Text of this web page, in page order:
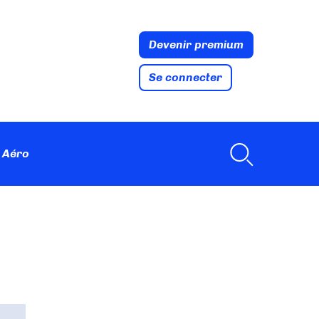
Devenir premium
Se connecter